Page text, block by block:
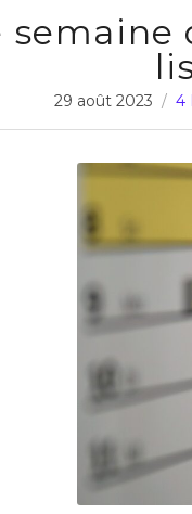
29 août 2023 4